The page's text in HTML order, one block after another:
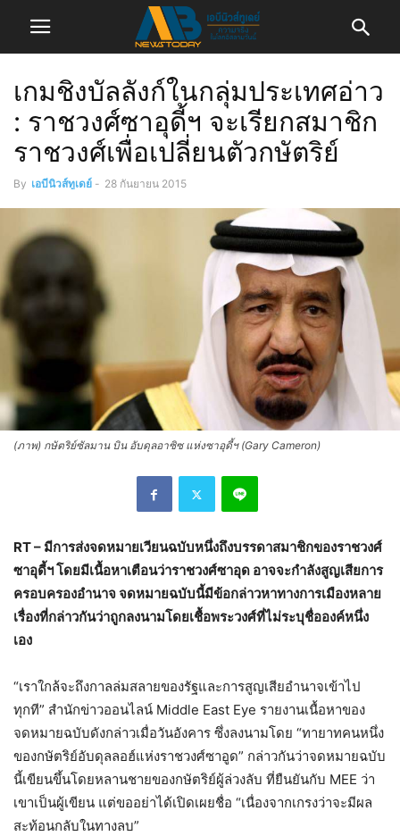
เกมชิงบัลลังก์ในกลุ่มประเทศอ่าว
: ราชวงศ์ซาอุดี้ฯ จะเรียกสมาชิก
ราชวงศ์เพื่อเปลี่ยนตัวกษัตริย์
By เอบีนิวส์ทูเดย์ - 28 กันยายน 2015
(ภาพ) กษัตริย์ซัลมาน บิน อับดุลอาซิซ แห่งซาอุดี้ฯ (Gary Cameron)
RT – มีการส่งจดหมายเวียนฉบับหนึ่งถึงบรรดาสมาชิกของราชวงศ์
ซาอุดี้ฯ โดยมีเนื้อหาเตือนว่าราชวงศ์ซาอุด อาจจะกำลังสูญเสียการ
ครอบครองอำนาจ จดหมายฉบับนี้มีข้อกล่าวหาทางการเมืองหลาย
เรื่องที่กล่าวกันว่าถูกลงนามโดยเชื้อพระวงศ์ที่ไม่ระบุชื่อองค์หนึ่ง
เอง
“เราใกล้จะถึงกาลล่มสลายของรัฐและการสูญเสียอำนาจเข้าไป
ทุกที” สำนักข่าวออนไลน์ Middle East Eye รายงานเนื้อหาของ
จดหมายฉบับดังกล่าวเมื่อวันอังคาร ซึ่งลงนามโดย “ทายาทคนหนึ่ง
ของกษัตริย์อับดุลลอฮ์แห่งราชวงศ์ซาอูด” กล่าวกันว่าจดหมายฉบับ
นี้เขียนขึ้นโดยหลานชายของกษัตริย์ผู้ล่วงลับ ที่ยืนยันกับ MEE ว่า
เขาเป็นผู้เขียน แต่ขออย่าได้เปิดเผยชื่อ “เนื่องจากเกรงว่าจะมีผล
สะท้อนกลับในทางลบ”